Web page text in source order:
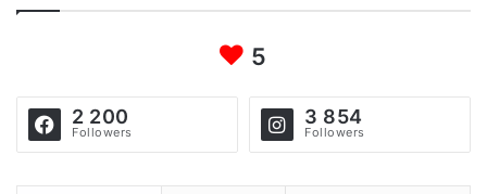
5
2 200
Followers
3 854
Followers